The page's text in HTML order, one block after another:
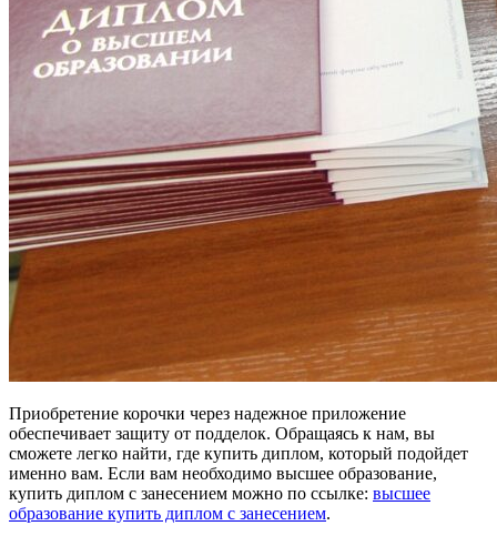
Приобретение корочки через надежное приложение
обеспечивает защиту от подделок. Обращаясь к нам, вы
сможете легко найти, где купить диплом, который подойдет
именно вам. Если вам необходимо высшее образование,
купить диплом с занесением можно по ссылке: высшее
образование купить диплом с занесением.